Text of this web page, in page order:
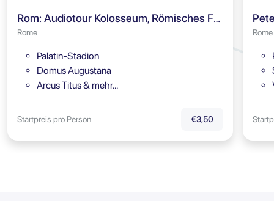
Rom: Audiotour Kolosseum, Römisches Forum & Palatin
Rome
Palatin-Stadion
Domus Augustana
Arcus Titus & mehr…
Startpreis pro Person €3,50
Rome